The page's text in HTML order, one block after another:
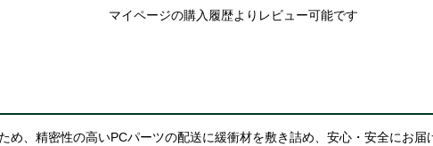
マイページの購入履歴よりレビュー可能です
、精密性の高いPCパーツの配送に緩衝材を敷き詰め、安心・安全にお届